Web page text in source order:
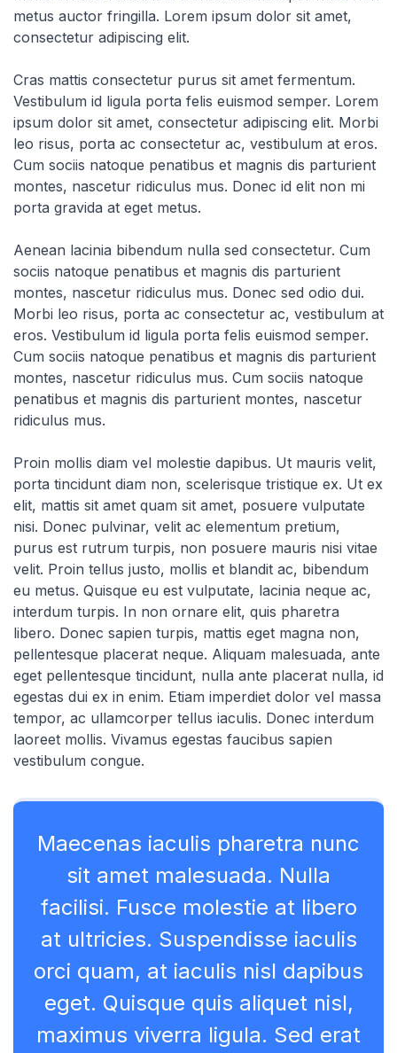
metus auctor fringilla. Lorem ipsum dolor sit amet,
consectetur adipiscing elit.
Cras mattis consectetur purus sit amet fermentum.
Vestibulum id ligula porta felis euismod semper. Lorem
ipsum dolor sit amet, consectetur adipiscing elit. Morbi
leo risus, porta ac consectetur ac, vestibulum at eros.
Cum sociis natoque penatibus et magnis dis parturient
montes, nascetur ridiculus mus. Donec id elit non mi
porta gravida at eget metus.
Aenean lacinia bibendum nulla sed consectetur. Cum
sociis natoque penatibus et magnis dis parturient
montes, nascetur ridiculus mus. Donec sed odio dui.
Morbi leo risus, porta ac consectetur ac, vestibulum at
eros. Vestibulum id ligula porta felis euismod semper.
Cum sociis natoque penatibus et magnis dis parturient
montes, nascetur ridiculus mus. Cum sociis natoque
penatibus et magnis dis parturient montes, nascetur
ridiculus mus.
Proin mollis diam vel molestie dapibus. Ut mauris velit,
porta tincidunt diam non, scelerisque tristique ex. Ut ex
elit, mattis sit amet quam sit amet, posuere vulputate
nisi. Donec pulvinar, velit ac elementum pretium,
purus est rutrum turpis, non posuere mauris nisi vitae
velit. Proin tellus justo, mollis et blandit ac, bibendum
eu metus. Quisque eu est vulputate, lacinia neque ac,
interdum turpis. In non ornare elit, quis pharetra
libero. Donec sapien turpis, mattis eget magna non,
pellentesque placerat neque. Aliquam malesuada, ante
eget pellentesque tincidunt, nulla ante placerat nulla, id
egestas dui ex in enim. Etiam imperdiet dolor vel massa
tempor, ac ullamcorper tellus iaculis. Donec interdum
laoreet mollis. Vivamus egestas faucibus sapien
vestibulum congue.
Maecenas iaculis pharetra nunc
sit amet malesuada. Nulla
facilisi. Fusce molestie at libero
at ultricies. Suspendisse iaculis
orci quam, at iaculis nisl dapibus
eget. Quisque quis aliquet nisl,
maximus viverra ligula. Sed erat